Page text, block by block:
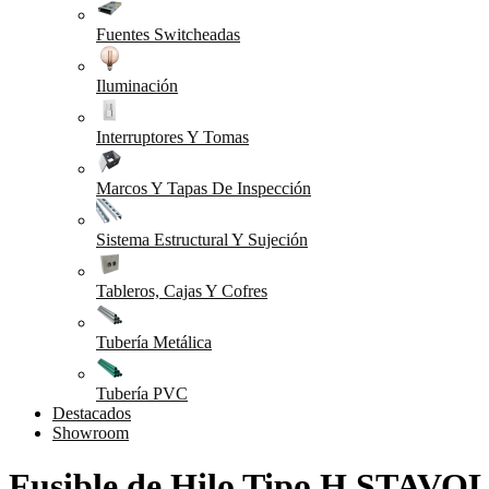
Fuentes Switcheadas
Iluminación
Interruptores Y Tomas
Marcos Y Tapas De Inspección
Sistema Estructural Y Sujeción
Tableros, Cajas Y Cofres
Tubería Metálica
Tubería PVC
Destacados
Showroom